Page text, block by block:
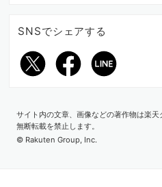
2026.06.26
紫外線＆冷房対策にも！いま欲
SNSでシェアする
サイト内の文章、画像などの著作物は楽天
無断転載を禁止します。
© Rakuten Group, Inc.